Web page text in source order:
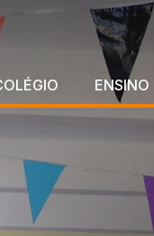
ENSINO